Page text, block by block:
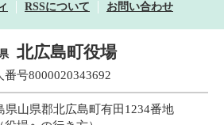
RSSについて お問い合わせ
北広島町役場
番号8000020343692
県山県郡北広島町有田1234番地